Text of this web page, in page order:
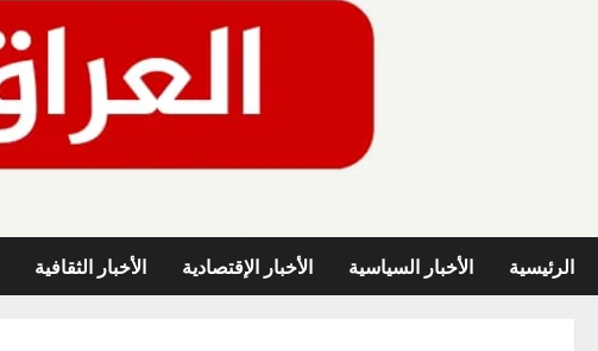
الرئيسية الأخبار السياسية الأخبار الإقتصادية الأخبار الثقافية